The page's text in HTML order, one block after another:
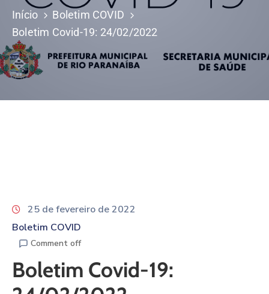
Serviços
Transparência
Webmail
Início
Boletim COVID
Boletim Covid-19: 24/02/2022
25 de fevereiro de 2022
Boletim COVID
Comment off
Boletim Covid-19: